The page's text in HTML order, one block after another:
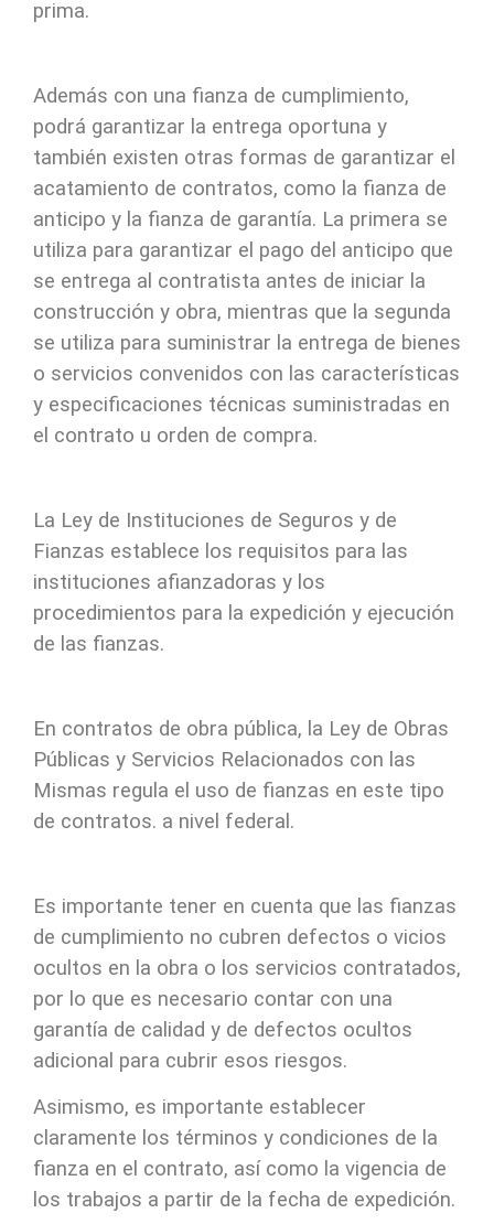
prima.
Además con una fianza de cumplimiento,
podrá garantizar la entrega oportuna y
también existen otras formas de garantizar el
acatamiento de contratos, como la fianza de
anticipo y la fianza de garantía. La primera se
utiliza para garantizar el pago del anticipo que
se entrega al contratista antes de iniciar la
construcción y obra, mientras que la segunda
se utiliza para suministrar la entrega de bienes
o servicios convenidos con las características
y especificaciones técnicas suministradas en
el contrato u orden de compra.
La Ley de Instituciones de Seguros y de
Fianzas establece los requisitos para las
instituciones afianzadoras y los
procedimientos para la expedición y ejecución
de las fianzas.
En contratos de obra pública, la Ley de Obras
Públicas y Servicios Relacionados con las
Mismas regula el uso de fianzas en este tipo
de contratos. a nivel federal.
Es importante tener en cuenta que las fianzas
de cumplimiento no cubren defectos o vicios
ocultos en la obra o los servicios contratados,
por lo que es necesario contar con una
garantía de calidad y de defectos ocultos
adicional para cubrir esos riesgos.
Asimismo, es importante establecer
claramente los términos y condiciones de la
fianza en el contrato, así como la vigencia de
los trabajos a partir de la fecha de expedición.